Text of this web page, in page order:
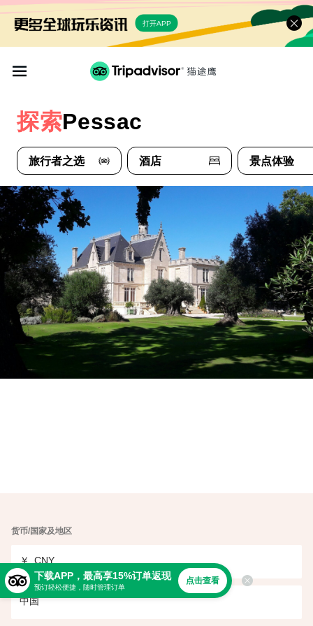
打开APP
探索Pessac
旅行者之选 酒店 景点体验
货币/国家及地区
￥ CNY
中国
下载APP，最高享15%订单返现
预订轻松便捷，随时管理订单
点击查看